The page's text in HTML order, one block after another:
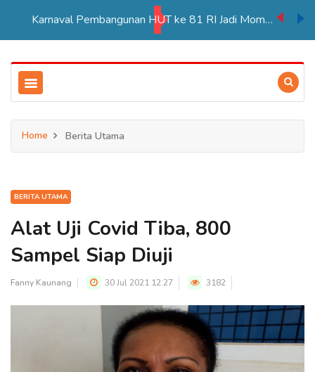
Karnaval Pembangunan HUT ke 81 RI Jadi Momentum Perkuat Persatuan di Merauke
Home Berita Utama
BERITA UTAMA
Alat Uji Covid Tiba, 800
Sampel Siap Diuji
Fanny Kaunang 30 Jul 2021 12:27 3182